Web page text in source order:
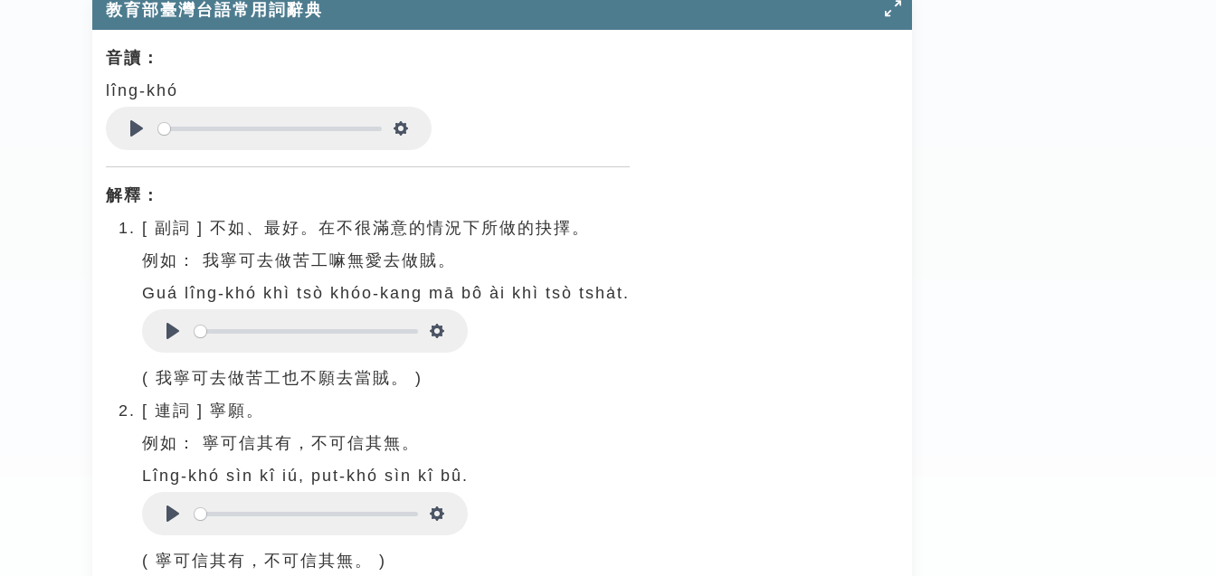
教育部臺灣台語常用詞辭典
音讀：
lîng-khó
解釋：
[ 副詞 ] 不如、最好。在不很滿意的情況下所做的抉擇。
例如：
我寧可去做苦工嘛無愛去做賊。
Guá lîng-khó khì tsò khóo-kang mā bô ài khì tsò tsha̍t.
( 我寧可去做苦工也不願去當賊。 )
[ 連詞 ] 寧願。
例如：
寧可信其有，不可信其無。
Lîng-khó sìn kî iú, put-khó sìn kî bû.
( 寧可信其有，不可信其無。 )